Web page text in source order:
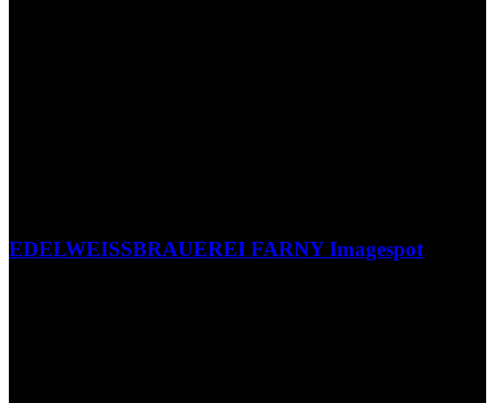
EDELWEISSBRAUEREI FARNY Imagespot